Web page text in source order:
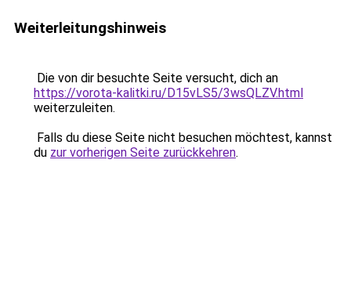
Weiterleitungshinweis
Die von dir besuchte Seite versucht, dich an
https://vorota-kalitki.ru/D15vLS5/3wsQLZV.html
weiterzuleiten.
Falls du diese Seite nicht besuchen möchtest, kannst
du zur vorherigen Seite zurückkehren.